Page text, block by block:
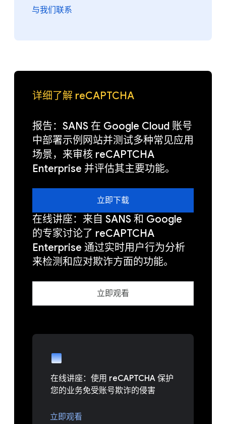
与我们联系
详细了解 reCAPTCHA
报告：SANS 在 Google Cloud 账号
中部署示例网站并测试多种常见应用
场景，来审核 reCAPTCHA
Enterprise 并评估其主要功能。
立即下载
在线讲座：来自 SANS 和 Google
的专家讨论了 reCAPTCHA
Enterprise 通过实时用户行为分析
来检测和应对欺诈方面的功能。
立即观看
在线讲座：使用 reCAPTCHA 保护
您的业务免受账号欺诈的侵害
立即观看